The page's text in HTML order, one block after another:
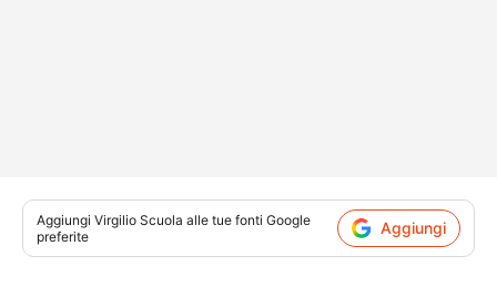
Aggiungi Virgilio Scuola alle tue fonti Google
preferite
Aggiungi